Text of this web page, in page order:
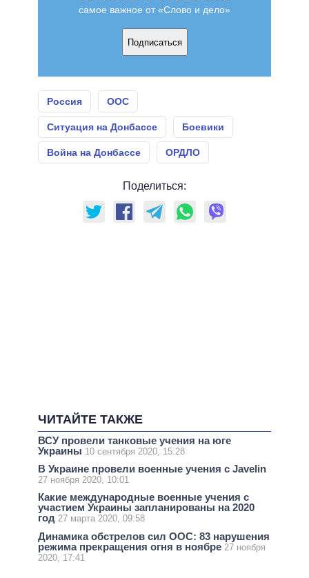
самое важное от «Слово и дело»
Подписаться
Россия ООС
Ситуация на Донбассе Боевики
Война на Донбассе ОРДЛО
Поделиться:
ЧИТАЙТЕ ТАКЖЕ
ВСУ провели танковые учения на юге
Украины 10 сентября 2020, 15:28
В Украине провели военные учения с Javelin
27 ноября 2020, 10:01
Какие международные военные учения с
участием Украины запланированы на 2020
год 27 марта 2020, 09:58
Динамика обстрелов сил ООС: 83 нарушения
режима прекращения огня в ноябре 27 ноября
2020, 17:41